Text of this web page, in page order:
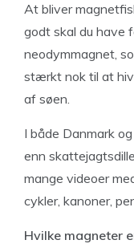
At bliver
godt skal du have
neodymmagnet,
stærkt nok til at
af søen.
I både Danmark
enn
mange videoer
cykler, kanoner,
Hvilke magneter